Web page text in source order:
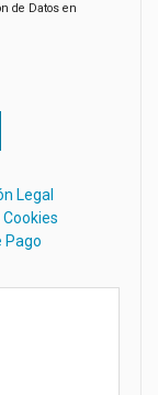
de Datos en
Legal
Pago